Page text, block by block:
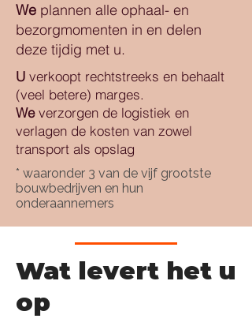
We plannen alle ophaal- en
bezorgmomenten in en delen
deze tijdig met u.
U verkoopt rechtstreeks en behaalt
(veel betere) marges.
Weverzorgen de logistiek en
verlagen de kosten van zowel
transport als opslag
* waaronder 3 van de vijf grootste
bouwbedrijven en hun
onderaannemers
Wat levert het u
op